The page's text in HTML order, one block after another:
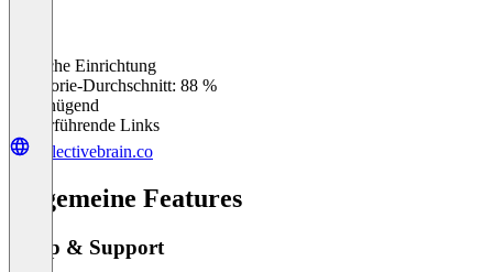
Einfache Einrichtung
Kategorie-Durchschnitt: 88 %
Ungenügend
Weiterführende Links
collectivebrain.co
Allgemeine Features
Setup & Support